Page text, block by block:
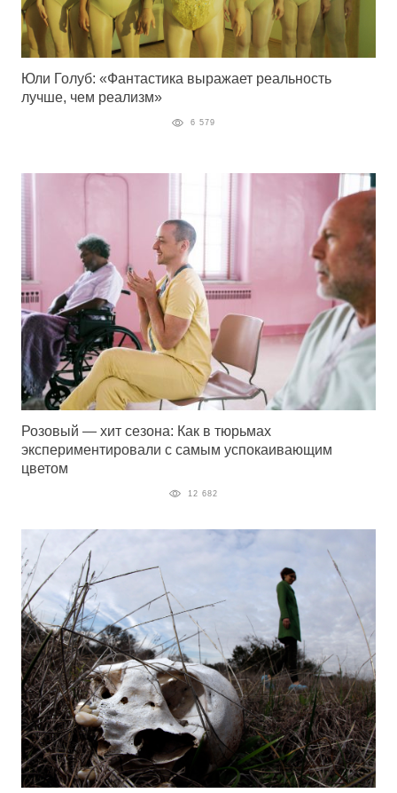
Юли Голуб: «Фантастика выражает реальность
лучше, чем реализм»
6 579
Розовый — хит сезона: Как в тюрьмах
экспериментировали с самым успокаивающим
цветом
12 682